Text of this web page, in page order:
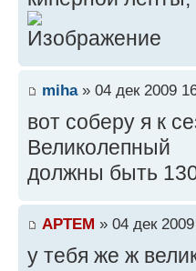
miha» 04 дек 2009
вот соберу я к
Великолепный
должны быть
APTEM » 04 дек
у тебя же ж